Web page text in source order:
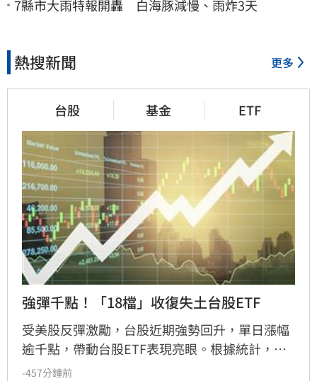
7縣市大雨特報開轟 白海豚減慢、雨炸3天
熱搜新聞 更多
台股 基金 ETF
強彈千點！「18檔」收復失土台股ETF
受美股反彈激勵，台股近期強勢回升，單日漲幅
逾千點，帶動台股ETF表現亮眼。根據統計，共
有18檔ETF率先收復7月股災失土並創下波段新
-457分鐘前